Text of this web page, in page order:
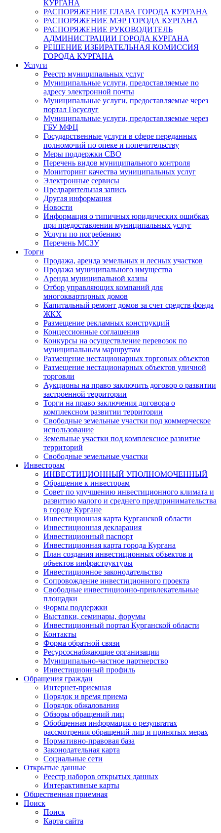
КУРГАНА
РАСПОРЯЖЕНИЕ ГЛАВА ГОРОДА КУРГАНА
РАСПОРЯЖЕНИЕ МЭР ГОРОДА КУРГАНА
РАСПОРЯЖЕНИЕ РУКОВОДИТЕЛЬ
АДМИНИСТРАЦИИ ГОРОДА КУРГАНА
РЕШЕНИЕ ИЗБИРАТЕЛЬНАЯ КОМИССИЯ
ГОРОДА КУРГАНА
Услуги
Реестр муниципальных услуг
Муниципальные услуги, предоставляемые по
адресу электронной почты
Муниципальные услуги, предоставляемые через
портал Госуслуг
Муниципальные услуги, предоставляемые через
ГБУ МФЦ
Государственные услуги в сфере переданных
полномочий по опеке и попечительству
Меры поддержки СВО
Перечень видов муниципального контроля
Мониторинг качества муниципальных услуг
Электронные сервисы
Предварительная запись
Другая информация
Новости
Информация о типичных юридических ошибках
при предоставлении муниципальных услуг
Услуги по погребению
Перечень МСЗУ
Торги
Продажа, аренда земельных и лесных участков
Продажа муниципального имущества
Аренда муниципальной казны
Отбор управляющих компаний для
многоквартирных домов
Капитальный ремонт домов за счет средств фонда
ЖКХ
Размещение рекламных конструкций
Концессионные соглашения
Конкурсы на осуществление перевозок по
муниципальным маршрутам
Размещение нестационарных торговых объектов
Размещение нестационарных объектов уличной
торговли
Аукционы на право заключить договор о развитии
застроенной территории
Торги на право заключения договора о
комплексном развитии территории
Свободные земельные участки под коммерческое
использование
Земельные участки под комплексное развитие
территорий
Свободные земельные участки
Инвесторам
ИНВЕСТИЦИОННЫЙ УПОЛНОМОЧЕННЫЙ
Обращение к инвесторам
Совет по улучшению инвестиционного климата и
развитию малого и среднего предпринимательства
в городе Кургане
Инвестиционная карта Курганской области
Инвестиционная декларация
Инвестиционный паспорт
Инвестиционная карта города Кургана
План создания инвестиционных объектов и
объектов инфраструктуры
Инвестиционное законодательство
Сопровождение инвестиционного проекта
Свободные инвестиционно-привлекательные
площадки
Формы поддержки
Выставки, семинары, форумы
Инвестиционный портал Курганской области
Контакты
Форма обратной связи
Ресурсоснабжающие организации
Муниципально-частное партнерство
Инвестиционный профиль
Обращения граждан
Интернет-приемная
Порядок и время приема
Порядок обжалования
Обзоры обращений лиц
Обобщенная информация о результатах
рассмотрения обращений лиц и принятых мерах
Нормативно-правовая база
Законодательная карта
Социальные сети
Открытые данные
Реестр наборов открытых данных
Интерактивные карты
Общественная приемная
Поиск
Поиск
Карта сайта